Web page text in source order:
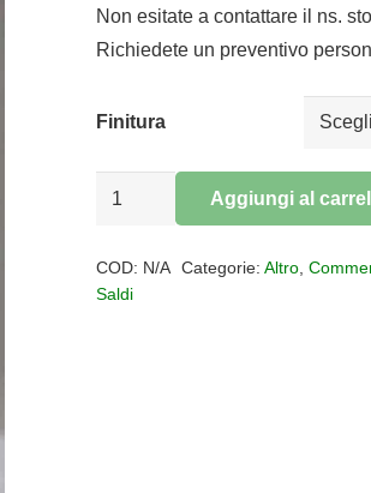
originale
era:
Non esitate a contattare il ns.
Richiedete un preventivo
Finitura
Lampada
ANGELO
Aggiungi al
COD: N/A Categorie: Altro,
Saldi